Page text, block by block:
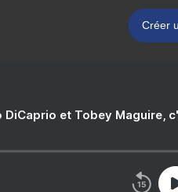
Créer
DiCaprio et Tobey Maguire,